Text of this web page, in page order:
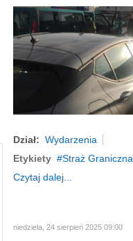
Dział: Wydarzenia
Etykiety
Straż Graniczna
Czytaj dalej...
niedziela, 24 sierpień 2025 09:00